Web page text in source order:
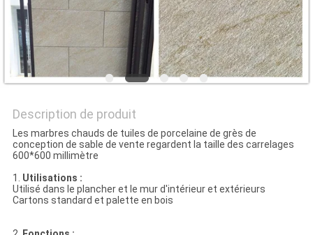
POLITIQUE
DE
CONFIDENTIALITÉ
Description de produit
Les marbres chauds de tuiles de porcelaine de grès de
conception de sable de vente regardent la taille des carrelages
600*600 millimètre
1. Utilisations :
Utilisé dans le plancher et le mur d'intérieur et extérieurs
Cartons standard et palette en bois